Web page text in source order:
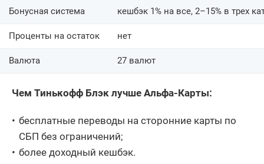
Бонусная система кешбэк 1% на все, 2–15% в трех
Проценты на остаток нет
Валюта 27 валют
Чем Тинькофф Блэк лучше Альфа-Карты:
бесплатные переводы на сторонние карты по
СБП без ограничений;
более доходный кешбэк.